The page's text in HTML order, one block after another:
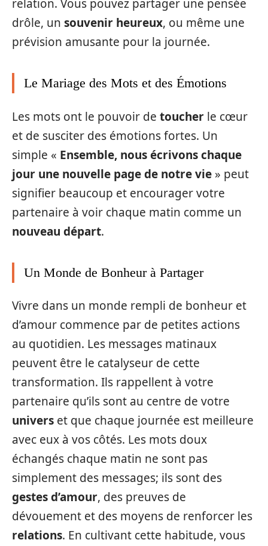
relation. Vous pouvez partager une pensée
drôle, un souvenir heureux, ou même une
prévision amusante pour la journée.
Le Mariage des Mots et des Émotions
Les mots ont le pouvoir de toucher le cœur
et de susciter des émotions fortes. Un
simple « Ensemble, nous écrivons chaque
jour une nouvelle page de notre vie » peut
signifier beaucoup et encourager votre
partenaire à voir chaque matin comme un
nouveau départ.
Un Monde de Bonheur à Partager
Vivre dans un monde rempli de bonheur et
d’amour commence par de petites actions
au quotidien. Les messages matinaux
peuvent être le catalyseur de cette
transformation. Ils rappellent à votre
partenaire qu’ils sont au centre de votre
univers et que chaque journée est meilleure
avec eux à vos côtés. Les mots doux
échangés chaque matin ne sont pas
simplement des messages; ils sont des
gestes d’amour, des preuves de
dévouement et des moyens de renforcer les
relations. En cultivant cette habitude, vous